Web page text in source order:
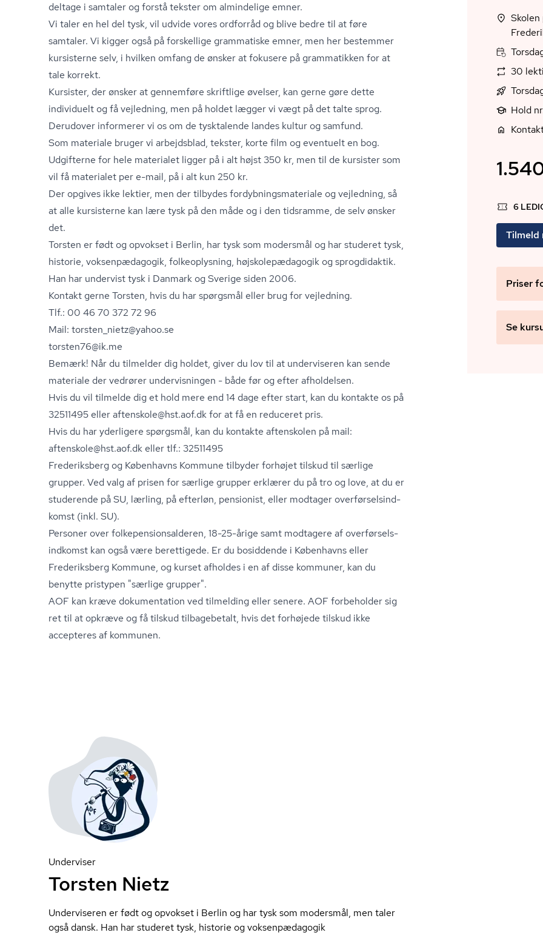
deltage i samtaler og forstå tekster om almindelige emner.
Vi taler en hel del tysk, vil udvide vores ordforråd og blive bedre til at føre
samtaler. Vi kigger også på forskellige grammatiske emner, men her bestemmer
kursisterne selv, i hvilken omfang de ønsker at fokusere på grammatikken for at
tale korrekt.
Kursister, der ønsker at gennemføre skriftlige øvelser, kan gerne gøre dette
individuelt og få vejledning, men på holdet lægger vi vægt på det talte sprog.
Derudover informerer vi os om de tysktalende landes kultur og samfund.
Som materiale bruger vi arbejdsblad, tekster, korte film og eventuelt en bog.
Udgifterne for hele materialet ligger på i alt højst 350 kr, men til de kursister som
vil få materialet per e-mail, på i alt kun 250 kr.
Der opgives ikke lektier, men der tilbydes for­dyb­nings­ma­te­ri­a­le og vejledning, så
at alle kursisterne kan lære tysk på den måde og i den tidsramme, de selv ønsker
det.
Torsten er født og opvokset i Berlin, har tysk som modersmål og har studeret tysk,
historie, vok­sen­pæ­da­go­gik, folkeoplysning, højsko­le­pæ­da­go­gik og sprogdidaktik.
Han har undervist tysk i Danmark og Sverige siden 2006.
Kontakt gerne Torsten, hvis du har spørgsmål eller brug for vejledning.
Tlf.: 00 46 70 372 72 96
Mail: torsten_nietz@yahoo.se
torsten76@ik.me
Bemærk! Når du tilmelder dig holdet, giver du lov til at underviseren kan sende
materiale der vedrører undervisningen - både før og efter afholdelsen.
Hvis du vil tilmelde dig et hold mere end 14 dage efter start, kan du kontakte os på
32511495 eller aftenskole@hst.aof.dk for at få en reduceret pris.
Hvis du har yderligere spørgsmål, kan du kontakte aftenskolen på mail:
aftenskole@hst.aof.dk eller tlf.: 32511495
Frederiksberg og Københavns Kommune tilbyder forhøjet tilskud til særlige
grupper. Ved valg af prisen for særlige grupper erklærer du på tro og love, at du er
studerende på SU, lærling, på efterløn, pensionist, eller modtager over­før­sels­ind­
komst (inkl. SU).
Personer over fol­ke­pen­sions­al­de­ren, 18-25-årige samt modtagere af over­før­sels­
ind­komst kan også være berettigede. Er du bosiddende i Københavns eller
Frederiksberg Kommune, og kurset afholdes i en af disse kommuner, kan du
benytte pristypen "særlige grupper".
AOF kan kræve dokumentation ved tilmelding eller senere. AOF forbeholder sig
ret til at opkræve og få tilskud tilbagebetalt, hvis det forhøjede tilskud ikke
accepteres af kommunen.
30
Hold
6
Tilmeld
Priser
Se
Underviser
Torsten Nietz
Underviseren er født og opvokset i Berlin og har tysk som modersmål, men taler
også dansk. Han har studeret tysk, historie og vok­sen­pæ­da­go­gik